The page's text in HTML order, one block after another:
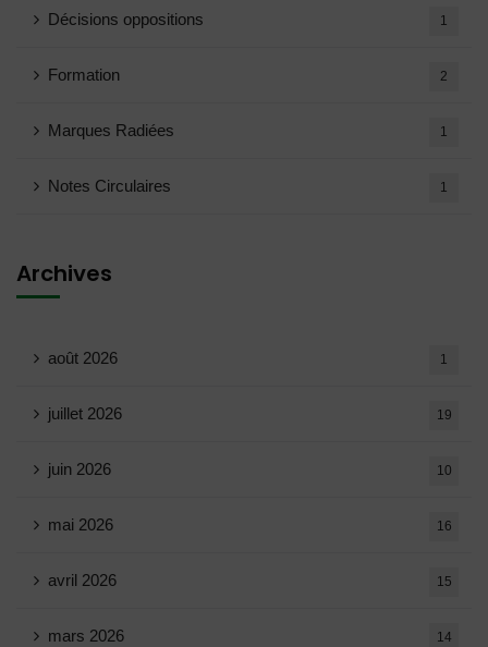
Décisions oppositions 1
Formation 2
Marques Radiées 1
Notes Circulaires 1
Archives
août 2026 1
juillet 2026 19
juin 2026 10
mai 2026 16
avril 2026 15
mars 2026 14